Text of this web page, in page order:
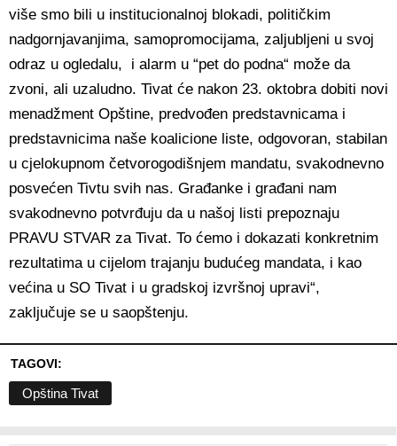
više smo bili u institucionalnoj blokadi, političkim
nadgornjavanjima, samopromocijama, zaljubljeni u svoj
odraz u ogledalu, i alarm u “pet do podna“ može da
zvoni, ali uzaludno. Tivat će nakon 23. oktobra dobiti novi
menadžment Opštine, predvođen predstavnicama i
predstavnicima naše koalicione liste, odgovoran, stabilan
u cjelokupnom četvorogodišnjem mandatu, svakodnevno
posvećen Tivtu svih nas. Građanke i građani nam
svakodnevno potvrđuju da u našoj listi prepoznaju
PRAVU STVAR za Tivat. To ćemo i dokazati konkretnim
rezultatima u cijelom trajanju budućeg mandata, i kao
većina u SO Tivat i u gradskoj izvršnoj upravi“,
zaključuje se u saopštenju.
TAGOVI:
Opština Tivat